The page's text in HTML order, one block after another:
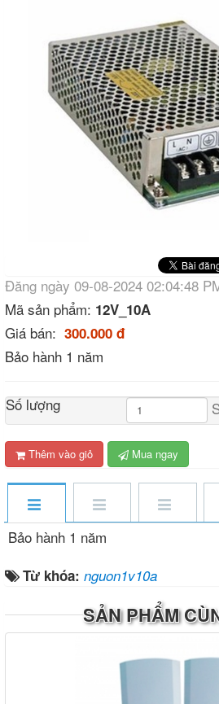
Đăng ngày 09-08-2024 02:04:48
Mã sản phẩm: 12V_10A
Giá bán: 300.000 đ
Bảo hành 1 năm
Số lượng
Thêm vào giỏ Mua ngay
Bảo hành 1 năm
Từ khóa: nguon1v10a
SẢN PHẨM